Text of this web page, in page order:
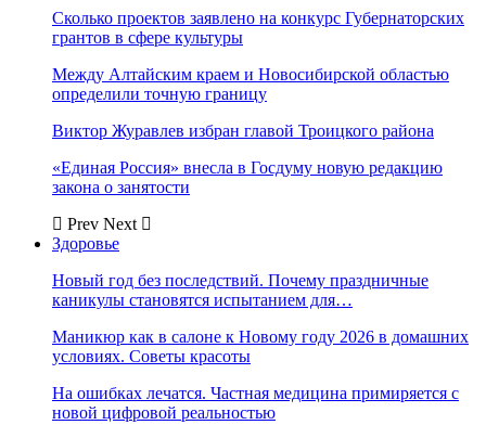
Сколько проектов заявлено на конкурс Губернаторских
грантов в сфере культуры
Между Алтайским краем и Новосибирской областью
определили точную границу
Виктор Журавлев избран главой Троицкого района
«Единая Россия» внесла в Госдуму новую редакцию
закона о занятости
Prev Next
Здоровье
Новый год без последствий. Почему праздничные
каникулы становятся испытанием для…
Маникюр как в салоне к Новому году 2026 в домашних
условиях. Советы красоты
На ошибках лечатся. Частная медицина примиряется с
новой цифровой реальностью